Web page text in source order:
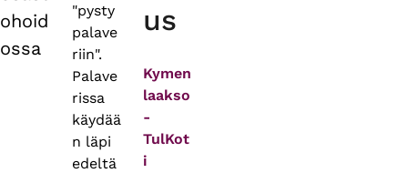
ohoid
ossa
"pysty
palave
riin".
Palave
rissa
käydää
n läpi
edeltä
us
Kymen
laakso
-
TulKot
i